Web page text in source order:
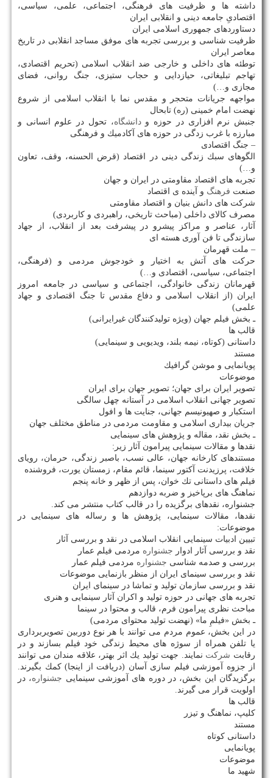
داشته ها و ظرفیت های فرهنگی، اجتماعی، علمی، سیاسی،
اقتصادیِ جامعه دینی و انقلابی ایران
دستاوردهای جمهوری اسلامی ایران
ظرفیت شناسی و بررسی تجربه های موفق مساجد انقلابی در تاریخ
معاصر ایران
توطئه های داخلی و خارجی ضد انقلاب اسلامی (تحریم اقتصادی،
تهاجم تبلیغاتی، حیازدایی و حجاب ستیزی، جنگ روانی، فضای
مجازی و…)
مواجهه جریانات متحجر و مقدس نما با انقلاب اسلامی از شروع
نهضت امام خمینی (ره) تابحال
جنبش نرم افزاری در حوزه ودانشگاه، تحول در علوم انسانی و
مبارزه با غرب زدگی در حوزه های آكادمیك و فرهنگی
– جنگ اقتصادی
الگوهای سبك زندگی دینی در اقتصاد (قرض الحسنه، وقف، تعاون
و…)
تجربه های اقتصاد مقاومتی در ایران و جهان
صنعت فرهنگ و آینده ی اقتصاد
شركت های دانش بنیان و اقتصاد مقاومتی
مصرف كالای داخلی (مباحث تاریخی، راهبردی و كاربردی)
آثار، عناصر و مراكز پیشرو در پیشرفت بعد از انقلاب، از جهاد
سازندگی تا فن آوری هسته ای
– ملت قهرمان
حركت های آتش به اختیار و خودجوش مردمی و (فرهنگی،
اجتماعی، سیاسی، اقتصادی و…)
قهرمانان زندگی خانوادگی، اجتماعی و سیاسی در جامعه امروز
ایران (از انقلاب اسلامی و دفاع مقدس تا جنگ اقتصادی و جهاد
علمی)
ـ بخش فیلم جهان (ویژه تولیدكنندگان غیرایرانی)
قالب ها
داستانی (كوتاه، نیمه بلند، ویدیویی و سینمایی)
مستند
پویانمایی و موشن گرافیك
موضوعات
تصویر ایران برای جهان؛ تصویر جهان برای ایران
تصویر جهانی انقلاب اسلامی در آستانه چهل سالگی
استكبار و صهیونیسم جهانی، جنایت ها و افول
جریان بیداری اسلامی و مقاومت مردمی در مناطق مختلف جهان
ـ بخش نقد، مقاله و پژوهش های سینمایی
نقدها و مقالات سینمایی پیرامون آثار زیر:
مستندهای كارخانه جهان، عالی نسب، باصبر زندگی، حرمان، رویای
خلافت، پرزیدنت آكتور سینما، قائم مقام، زمستان یورت، فروشنده
فیلم های داستانی تك خوان، پس از ظهر و خانه پنجم
نماهنگ های برپاخیز و ضربه دوازدهم
جشنواره، نقدهای برگزیده را در قالب كتاب منتشر می كند.
نقدها، مقالات سینمایی، پژوهش ها و رساله های سینمایی در
موضوعات:
تبیین ادبیات سینمایی انقلاب اسلامی در نقد و بررسی آثار
نقد و بررسی آثار ادوار جشنواره مردمی فیلم عمار
بررسی و صدمه شناسی جشنواره مردمی فیلم عمار
نقد و بررسی سینمای ایران از منظر بازنمایی موضوعات
نقد و بررسی سازمان تولید و تماشا در سینمای ایران
تجربه های جهانی در حوزه تولید و اكران آثار سینمایی و هنری
مباحث نظری پیرامون فرم، قالب و محتوا در سینما
ـ بخش «فیلمِ ما» (نهضت تولید محتوای مردمی)
در این بخش، عموم مردم می توانند با هر نوع دوربین تصویربرداری
یا تلفن همراه از سوژه های محیط زندگی خود فیلم بسازند و در
رقابت شركت نمایند. جهت تولید یك اثر بهتر، علاقه مندان می توانند
از جزوه آموزشی فیلم سازی آسان (دریافت از اینجا) كمك بگیرند.
برگزیدگان این بخش، در دوره های آموزشی سینمایی جشنواره، در
اولویت قرار می گیرند.
قالب ها
كلیپ، نماهنگ و تیزر
مستند
داستانی كوتاه
پویانمایی
موضوعات
شهید ما